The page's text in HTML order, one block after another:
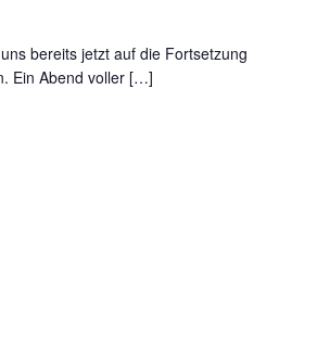
bereits jetzt auf die Fortsetzung
Ein Abend voller […]